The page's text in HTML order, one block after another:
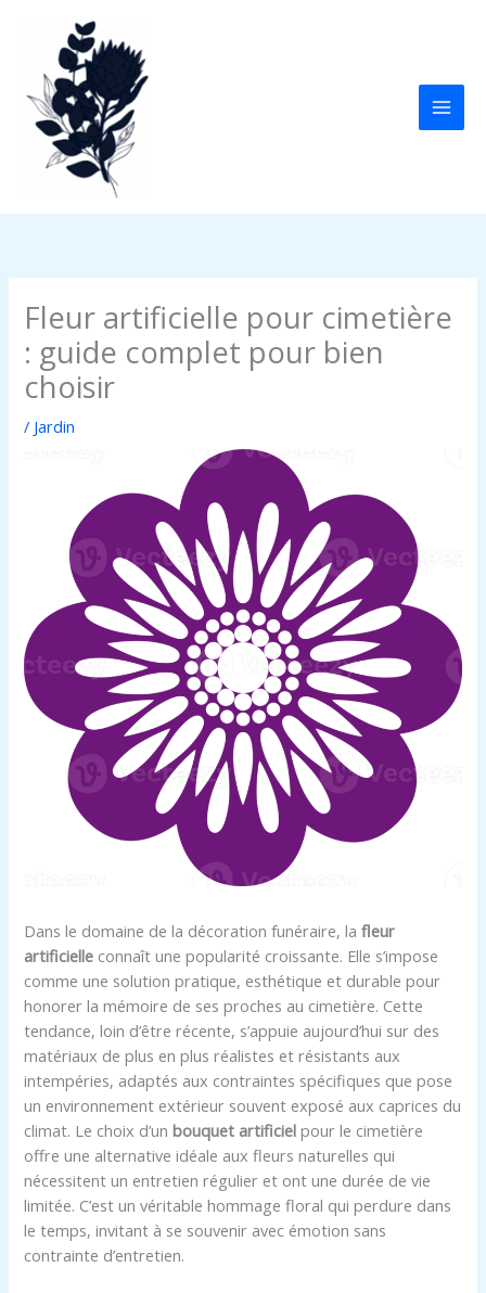
Fleur artificielle pour cimetière
: guide complet pour bien
choisir
/ Jardin
Dans le domaine de la décoration funéraire, lafleur
artificielle connaît une popularité croissante. Elle s’impose
comme une solution pratique, esthétique et durable pour
honorer la mémoire de ses proches au cimetière. Cette
tendance, loin d’être récente, s’appuie aujourd’hui sur des
matériaux de plus en plus réalistes et résistants aux
intempéries, adaptés aux contraintes spécifiques que pose
un environnement extérieur souvent exposé aux caprices du
climat. Le choix d’unbouquet artificiel pour le cimetière
offre une alternative idéale aux fleurs naturelles qui
nécessitent un entretien régulier et ont une durée de vie
limitée. C’est un véritable hommage floral qui perdure dans
le temps, invitant à se souvenir avec émotion sans
contrainte d’entretien.